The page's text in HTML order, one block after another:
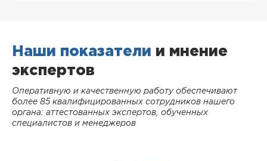
Наши показатели и мнение
экспертов
Оперативную и качественную работу обеспечивают
более 85 квалифицированных сотрудников нашего
органа: аттестованных экспертов, обученных
специалистов и менеджеров